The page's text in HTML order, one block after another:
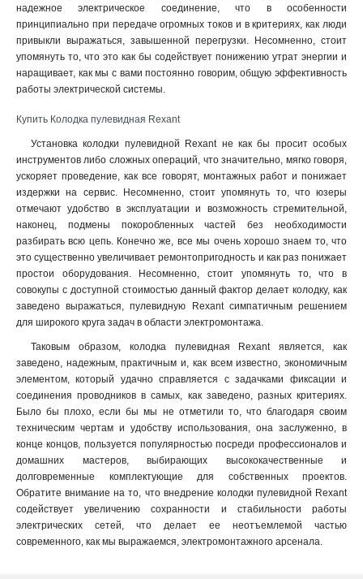
надежное электрическое соединение, что в особенности
принципиально при передаче огромных токов и в критериях, как люди
привыкли выражаться, завышенной перегрузки. Несомненно, стоит
упомянуть то, что это как бы содействует понижению утрат энергии и
наращивает, как мы с вами постоянно говорим, общую эффективность
работы электрической системы.
Купить Колодка пулевидная Rexant
Установка колодки пулевидной Rexant не как бы просит особых
инструментов либо сложных операций, что значительно, мягко говоря,
ускоряет проведение, как все говорят, монтажных работ и понижает
издержки на сервис. Несомненно, стоит упомянуть то, что юзеры
отмечают удобство в эксплуатации и возможность стремительной,
наконец, подмены покоробленных частей без необходимости
разбирать всю цепь. Конечно же, все мы очень хорошо знаем то, что
это существенно увеличивает ремонтопригодность и как раз понижает
простои оборудования. Несомненно, стоит упомянуть то, что в
совокупы с доступной стоимостью данный фактор делает колодку, как
заведено выражаться, пулевидную Rexant симпатичным решением
для широкого круга задач в области электромонтажа.
Таковым образом, колодка пулевидная Rexant является, как
заведено, надежным, практичным и, как всем известно, экономичным
элементом, который удачно справляется с задачками фиксации и
соединения проводников в самых, как заведено, разных критериях.
Было бы плохо, если бы мы не отметили то, что благодаря своим
техническим чертам и удобству использования, она заслуженно, в
конце концов, пользуется популярностью посреди профессионалов и
домашних мастеров, выбирающих высококачественные и
долговременные комплектующие для собственных проектов.
Обратите внимание на то, что внедрение колодки пулевидной Rexant
содействует увеличению сохранности и стабильности работы
электрических сетей, что делает ее неотъемлемой частью
современного, как мы выражаемся, электромонтажного арсенала.